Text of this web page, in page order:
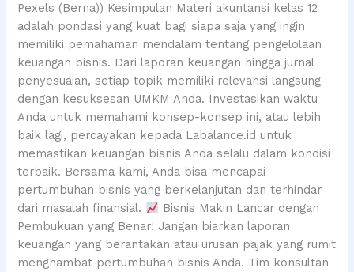
Pexels (Berna)) Kesimpulan Materi akuntansi kelas 12
adalah pondasi yang kuat bagi siapa saja yang ingin
memiliki pemahaman mendalam tentang pengelolaan
keuangan bisnis. Dari laporan keuangan hingga jurnal
penyesuaian, setiap topik memiliki relevansi langsung
dengan kesuksesan UMKM Anda. Investasikan waktu
Anda untuk memahami konsep-konsep ini, atau lebih
baik lagi, percayakan kepada Labalance.id untuk
memastikan keuangan bisnis Anda selalu dalam kondisi
terbaik. Bersama kami, Anda bisa mencapai
pertumbuhan bisnis yang berkelanjutan dan terhindar
dari masalah finansial.
Bisnis Makin Lancar dengan
Pembukuan yang Benar! Jangan biarkan laporan
keuangan yang berantakan atau urusan pajak yang rumit
menghambat pertumbuhan bisnis Anda. Tim konsultan